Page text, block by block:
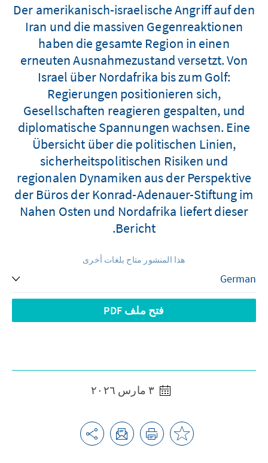
Der amerikanisch-israelische Angriff auf den
Iran und die massiven Gegenreaktionen
haben die gesamte Region in einen
erneuten Ausnahmezustand versetzt. Von
Israel über Nordafrika bis zum Golf:
Regierungen positionieren sich,
Gesellschaften reagieren gespalten, und
diplomatische Spannungen wachsen. Eine
Übersicht über die politischen Linien,
sicherheitspolitischen Risiken und
regionalen Dynamiken aus der Perspektive
der Büros der Konrad-Adenauer-Stiftung im
Nahen Osten und Nordafrika liefert dieser
Bericht.
هذا المنشور متاح بلغات أخرى
فتح ملف PDF